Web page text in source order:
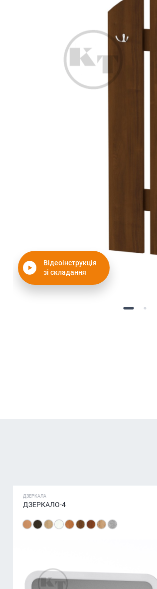
Відеоінструкція
зі складання
ДЗЕРКАЛА
ДЗЕРКАЛО-4